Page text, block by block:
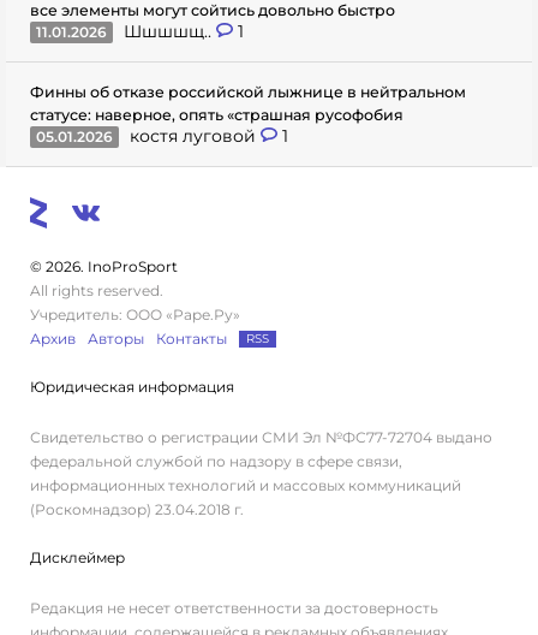
все элементы могут сойтись довольно быстро
11.01.2026
Шшшшщ.. 1
Финны об отказе российской лыжнице в нейтральном
статусе: наверное, опять «страшная русофобия
05.01.2026
костя луговой 1
© 2026. InoProSport
All rights reserved.
Учредитель: ООО «Раре.Ру»
Архив
Авторы Контакты RSS
Юридическая информация
Свидетельство о регистрации СМИ Эл №ФС77-72704 выдано
федеральной службой по надзору в сфере связи,
информационных технологий и массовых коммуникаций
(Роскомнадзор) 23.04.2018 г.
Дисклеймер
Редакция не несет ответственности за достоверность